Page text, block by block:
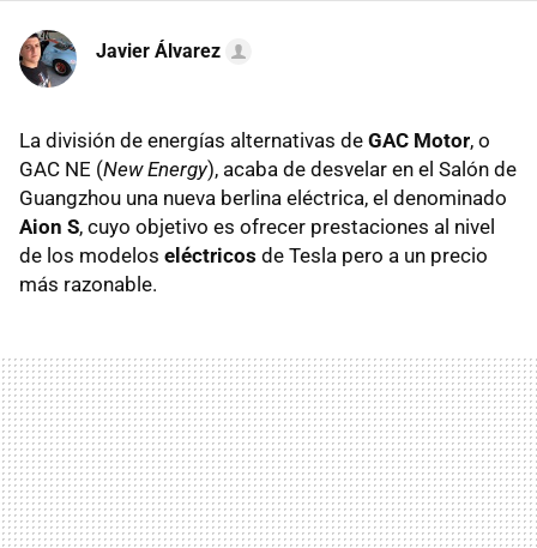
Javier Álvarez
La división de energías alternativas de GAC Motor, o
GAC NE (New Energy), acaba de desvelar en el Salón de
Guangzhou una nueva berlina eléctrica, el denominado
Aion S, cuyo objetivo es ofrecer prestaciones al nivel
de los modelos eléctricos de Tesla pero a un precio
más razonable.